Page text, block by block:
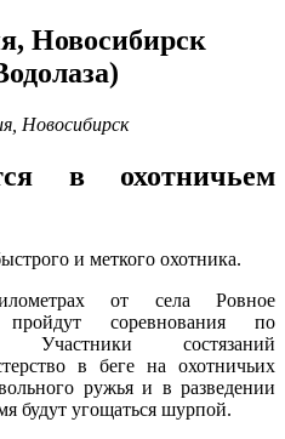
Новосибирск
в охотничьем
и меткого охотника.
от села Ровное
пройдут соревнования по
Участники состязаний
в беге на охотничьих
ружья и в разведении
будут угощаться шурпой.